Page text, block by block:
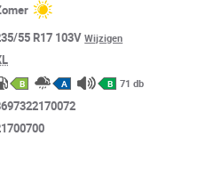
55 R17 103VWijzigen
B A B 71 db